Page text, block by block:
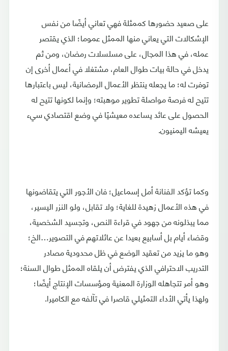
على صعيد حضورها كممثلة فهي تعاني أيضًا من نفس
الإشكالات التي يعاني منها الممثل عموما؛ الذي يقتصر
عمله، في هذا المجال، على مسلسلات رمضان، ومن ثم
يدخل في حالة بيات طوال العام، مشتغلا في أعمال أخرى إن
توفرت له؛ ما يجعله ينتظر الأعمال الرمضانية، ليس باعتبارها
تتيح له فرصة مواصلة تطوير موهبته؛ وإنما لكونها تتيح له
الحصول على عائد يساعده معيشيًا في وضع اقتصادي سيء
يعيشه اليمنيون.
وكما تؤكد الفنانة أمل إسماعيل؛ فان الأجور التي يتقاضونها
في هذه الأعمال زهيدة للغاية؛ ولا تقابل، ولو النزر اليسير،
مما يبذلونه من جهود في قراءة النص، وتجسيد الشخصية،
وقضاء أيام بل أسابيع بعيدا عن عائلاتهم في التصوير…الخ؛
وهو ما يزيد من تعقيد الوضع في ظل محدودية مصادر
التدريب الاحترافي الذي يفترض أن يلقاه الممثل طوال السنة؛
وهو أمر تتجاهله الوزارة المعنية ومؤسسات الإنتاج أيضًا؛
ولهذا يأتي الأداء التمثيلي قاصرا في تآلفه مع الكاميرا.